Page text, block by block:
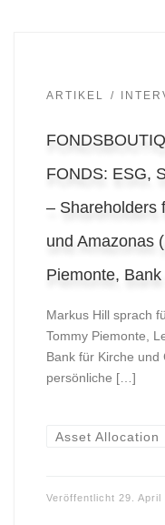
ARTIKEL
FONDS: ESG,
– Shareholders
und Amazonas
Piemonte,
Markus Hill sprach
Tommy Piemonte,
Bank für Kirche und
persönliche […]
Asset Allocation
Veröffentlicht 29. April